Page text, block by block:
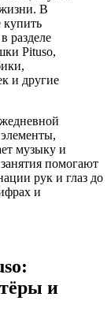
В
разделе
Pituso,
и другие
музыку и
помогают
рук и глаз до
и
и